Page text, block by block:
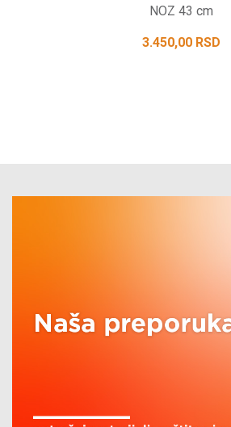
NOZ 43 cm
3.450,00 RSD